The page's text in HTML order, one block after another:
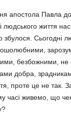
апостола Павла
життя
збулося. Сьогодні
безбожними,
добра,
проте це не так.
часі живемо, що